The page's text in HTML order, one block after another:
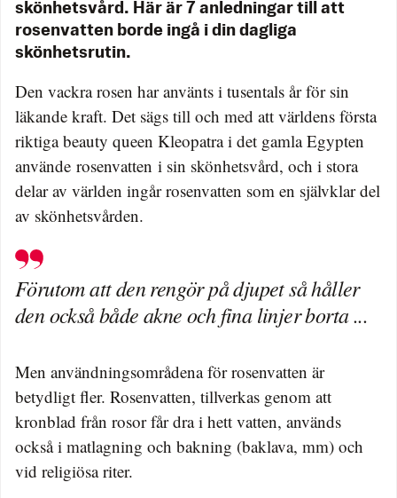
skönhetsvård. Här är 7 anledningar till att
rosenvatten borde ingå i din dagliga
skönhetsrutin.
Den vackra rosen har använts i tusentals år för sin
läkande kraft. Det sägs till och med att världens första
riktiga beauty queen Kleopatra i det gamla Egypten
använde rosenvatten i sin skönhetsvård, och i stora
delar av världen ingår rosenvatten som en självklar del
av skönhetsvården.
Förutom att den rengör på djupet så håller
den också både akne och fina linjer borta ...
Men användningsområdena för rosenvatten är
betydligt fler. Rosenvatten, tillverkas genom att
kronblad från rosor får dra i hett vatten, används
också i matlagning och bakning (baklava, mm) och
vid religiösa riter.